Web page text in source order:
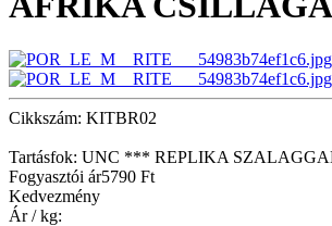
Cikkszám: KITBR02
Tartásfok: UNC *** REPLIKA
Fogyasztói ár5790 Ft
Kedvezmény
Ár / kg: